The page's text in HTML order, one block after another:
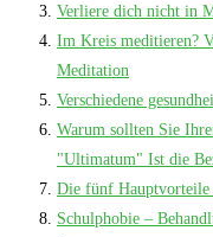
Verliere dich nicht in
Im Kreis meditieren?
Meditation
Verschiedene
Warum sollten Sie
"Ultimatum" Ist die
Die fünf Hauptvorteile
Schulphobie –